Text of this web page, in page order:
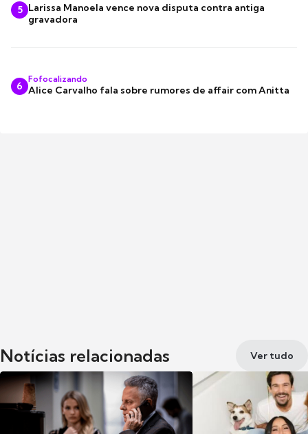
5 Larissa Manoela vence nova disputa contra antiga
gravadora
6
Fofocalizando
Alice Carvalho fala sobre rumores de affair com Anitta
Notícias relacionadas Ver tudo